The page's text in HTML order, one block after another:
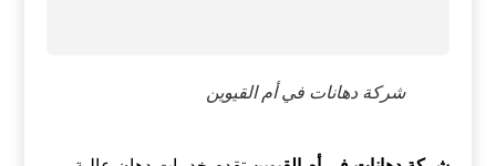
شركة دهانات في أم القيوين